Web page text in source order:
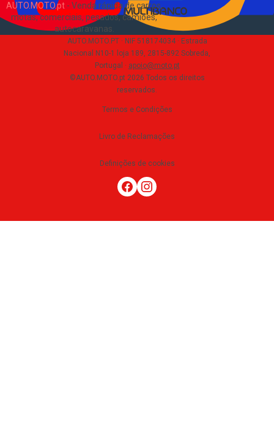
AUTO.MOTO.pt- Venda rápida de carros,
motas, comerciais, pesados, camiões,
autocaravanas
AUTO.MOTO.PT · NIF 518174034 · Estrada
Nacional N10-1 loja 189, 2815-892 Sobreda,
Portugal · apoio@moto.pt
©AUTO.MOTO.pt 2026 Todos os direitos
reservados.
Termos e Condições
Livro de Reclamações
Definições de cookies